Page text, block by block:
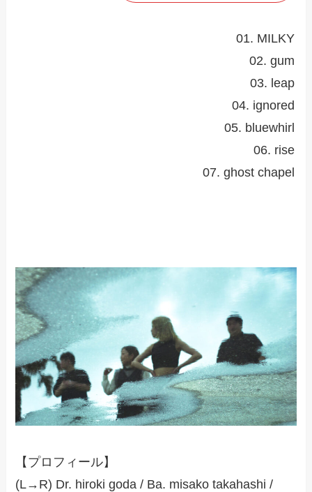
01. MILKY
02. gum
03. leap
04. ignored
05. bluewhirl
06. rise
07. ghost chapel
【プロフィール】
(L→R) Dr. hiroki goda / Ba. misako takahashi /